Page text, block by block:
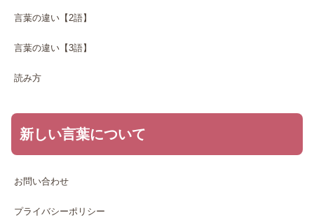
言葉の違い【2語】
言葉の違い【3語】
読み方
新しい言葉について
お問い合わせ
プライバシーポリシー